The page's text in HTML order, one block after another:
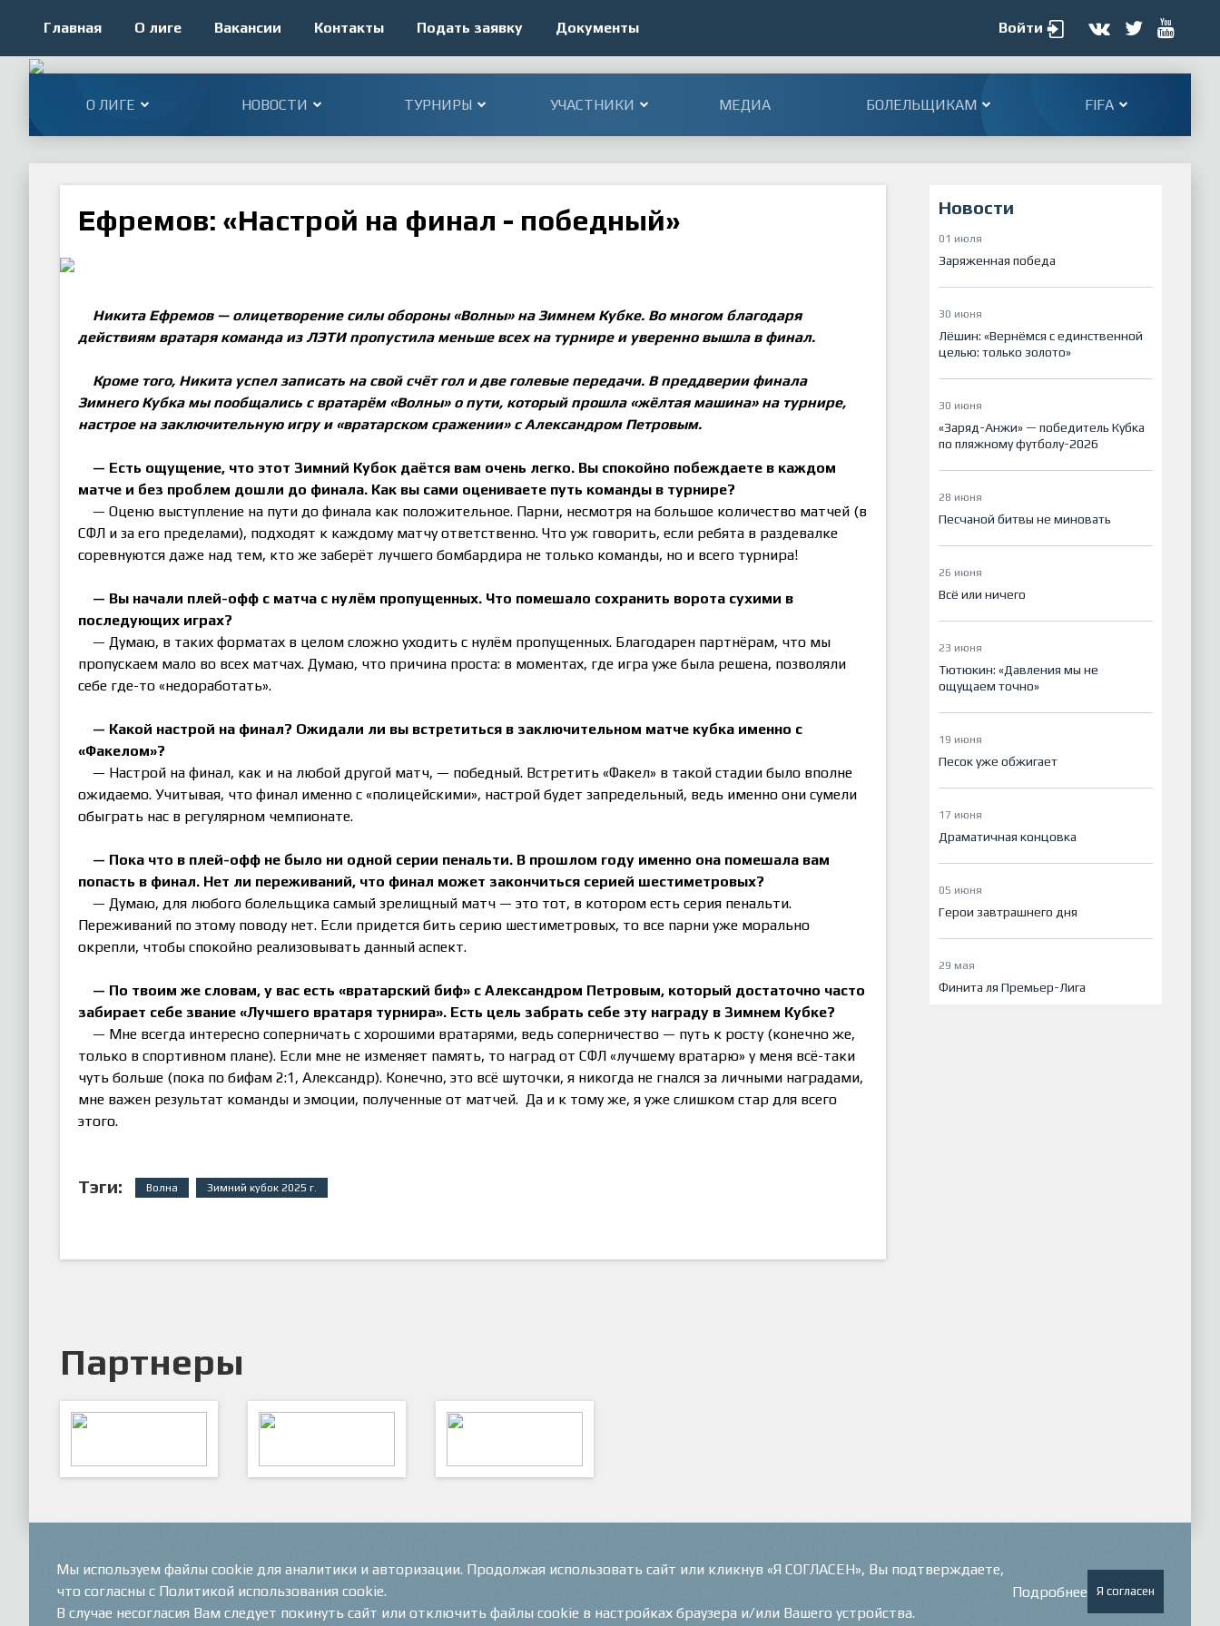
Главная О лиге Вакансии Контакты Подать заявку Документы Войти
О ЛИГЕ НОВОСТИ ТУРНИРЫ УЧАСТНИКИ МЕДИА БОЛЕЛЬЩИКАМ FIFA
Ефремов: «Настрой на финал - победный»
Никита Ефремов — олицетворение силы обороны «Волны» на Зимнем Кубке. Во многом благодаря
действиям вратаря команда из ЛЭТИ пропустила меньше всех на турнире и уверенно вышла в финал.
Кроме того, Никита успел записать на свой счёт гол и две голевые передачи. В преддверии финала
Зимнего Кубка мы пообщались с вратарём «Волны» о пути, который прошла «жёлтая машина» на турнире,
настрое на заключительную игру и «вратарском сражении» с Александром Петровым.
— Есть ощущение, что этот Зимний Кубок даётся вам очень легко. Вы спокойно побеждаете в каждом
матче и без проблем дошли до финала. Как вы сами оцениваете путь команды в турнире?
— Оценю выступление на пути до финала как положительное. Парни, несмотря на большое количество матчей (в
СФЛ и за его пределами), подходят к каждому матчу ответственно. Что уж говорить, если ребята в раздевалке
соревнуются даже над тем, кто же заберёт лучшего бомбардира не только команды, но и всего турнира!
— Вы начали плей-офф с матча с нулём пропущенных. Что помешало сохранить ворота сухими в
последующих играх?
— Думаю, в таких форматах в целом сложно уходить с нулём пропущенных. Благодарен партнёрам, что мы
пропускаем мало во всех матчах. Думаю, что причина проста: в моментах, где игра уже была решена, позволяли
себе где-то «недоработать».
— Какой настрой на финал? Ожидали ли вы встретиться в заключительном матче кубка именно с
«Факелом»?
— Настрой на финал, как и на любой другой матч, — победный. Встретить «Факел» в такой стадии было вполне
ожидаемо. Учитывая, что финал именно с «полицейскими», настрой будет запредельный, ведь именно они сумели
обыграть нас в регулярном чемпионате.
— Пока что в плей-офф не было ни одной серии пенальти. В прошлом году именно она помешала вам
попасть в финал. Нет ли переживаний, что финал может закончиться серией шестиметровых?
— Думаю, для любого болельщика самый зрелищный матч — это тот, в котором есть серия пенальти.
Переживаний по этому поводу нет. Если придется бить серию шестиметровых, то все парни уже морально
окрепли, чтобы спокойно реализовывать данный аспект.
— По твоим же словам, у вас есть «вратарский биф» с Александром Петровым, который достаточно часто
забирает себе звание «Лучшего вратаря турнира». Есть цель забрать себе эту награду в Зимнем Кубке?
— Мне всегда интересно соперничать с хорошими вратарями, ведь соперничество — путь к росту (конечно же,
только в спортивном плане). Если мне не изменяет память, то наград от СФЛ «лучшему вратарю» у меня всё-таки
чуть больше (пока по бифам 2:1, Александр). Конечно, это всё шуточки, я никогда не гнался за личными наградами,
мне важен результат команды и эмоции, полученные от матчей. Да и к тому же, я уже слишком стар для всего
этого.
Тэги: Волна Зимний кубок 2025 г.
Новости
01 июля
Заряженная победа
30 июня
Лёшин: «Вернёмся с единственной
целью: только золото»
30 июня
«Заряд-Анжи» — победитель Кубка
по пляжному футболу-2026
28 июня
Песчаной битвы не миновать
26 июня
Всё или ничего
23 июня
Тютюкин: «Давления мы не
ощущаем точно»
19 июня
Песок уже обжигает
17 июня
Драматичная концовка
05 июня
Герои завтрашнего дня
29 мая
Финита ля Премьер-Лига
Партнеры
Мы используем файлы cookie для аналитики и авторизации. Продолжая использовать сайт или кликнув «Я СОГЛАСЕН», Вы подтверждаете,
что согласны с Политикой использования cookie.
В случае несогласия Вам следует покинуть сайт или отключить файлы cookie в настройках браузера и/или Вашего устройства.
Подробнее Я согласен